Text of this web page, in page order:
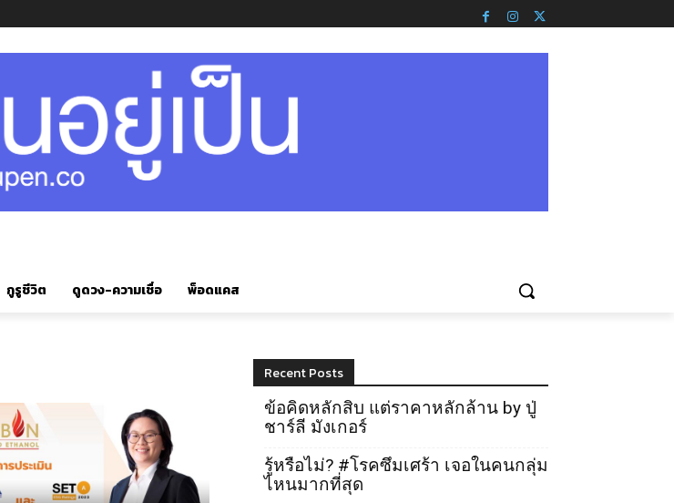
กูรูชีวิต ดูดวง-ความเชื่อ พ็อดแคส
Recent Posts
ข้อคิดหลักสิบ แต่ราคาหลักล้าน by ปู่
ชาร์ลี มังเกอร์
รู้หรือไม่? #โรคซึมเศร้า เจอในคนกลุ่ม
ไหนมากที่สุด